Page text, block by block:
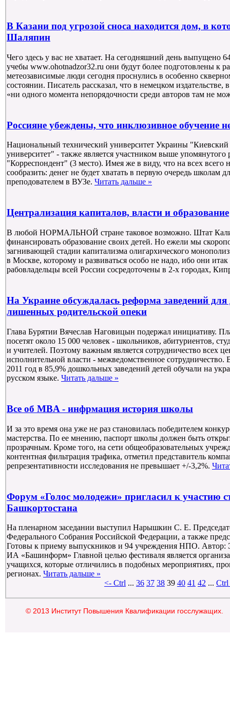
В Казани под угрозой сноса находится дом, в
Шаляпин
Чего здесь у вас не хватает. На сегодняшний день выпущено
учебы www.ohotnadzor32.ru они будут более подготовлены к
метеозависимые люди сегодня проснулись в особенно
состоянии. Писатель рассказал, что в немецком издательстве,
«ни одного момента непорядочности среди авторов там не
Россияне убеждены, что инклюзивное обучение
Национальный технический университет Украины "Киевский
университет" - также является участником выше упомянутого
"Корреспондент" (3 место). Имея же в виду, что на всех всего
сообразить: денег не будет хватать в первую очередь школам
преподователем в ВУЗе. Читать дальше »
Централизация капиталов, власти и образование
В любой НОРМАЛЬНОЙ стране таковое возможно. Штат
финансировать образование своих детей. Но ежели мы
загнивающей стадии капитализма олигархического
в Москве, которому и развиваться особо не надо, ибо они
рабовладельцы всей России сосредоточены в 2-х городах,
На Украине обсуждалась реформа заведений для
лишенных родительской опеки
Глава Бурятии Вячеслав Наговицын подержал инициативу.
посетят около 15 000 человек - школьников, абитуриентов,
и учителей. Поэтому важным является сотрудничество всех
исполнительной власти - межведомственное
2011 год в 85,9% дошкольных заведений детей обучали на
русском языке. Читать дальше »
Все об MBA - инфрмация история школы
И за это время она уже не раз становилась победителем
мастерства. По ее мнению, паспорт школы должен быть
прозрачным. Кроме того, на сети общеобразовательных
контентная фильтрация трафика, отметил представитель
репрезентативности исследования не превышает +/-3,2%.
Форум «Голос молодежи» пригласил к участию
Башкортостана
На пленарном заседании выступил Нарышкин С. Е.
Федерального Собрания Российской Федерации, а также
Готовы к приему выпускников и 94 учреждения НПО. Автор:
ИА «Башинформ» Главной целью фестиваля является
учащихся, которые отличились в подобных мероприятиях,
регионах. Читать дальше »
<- Ctrl ... 36 37 38 39 40 41 42 ... Ctrl
© 2013 Институт Повышения Квалификации госслужащих.